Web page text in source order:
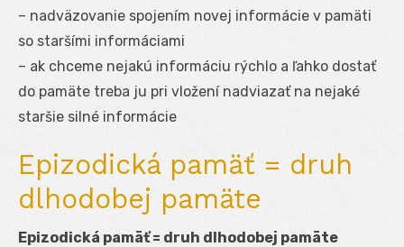
– nadväzovanie spojením novej informácie v pamäti
so staršími informáciami
– ak chceme nejakú informáciu rýchlo a ľahko dostať
do pamäte treba ju pri vložení nadviazať na nejaké
staršie silné informácie
Epizodická pamäť = druh
dlhodobej pamäte
Epizodická pamäť = druh dlhodobej pamäte